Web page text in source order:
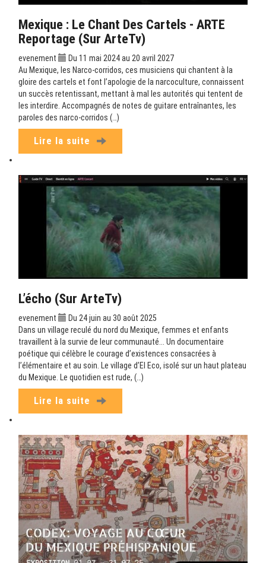
Mexique : Le Chant Des Cartels - ARTE
Reportage (sur ArteTv)
evenement
Du 11 mai 2024 au 20 avril 2027
Au Mexique, les Narco-corridos, ces musiciens qui chantent à la
gloire des cartels et font l’apologie de la narcoculture, connaissent
un succès retentissant, mettant à mal les autorités qui tentent de
les interdire. Accompagnés de notes de guitare entraînantes, les
paroles des narco-corridos (…)
Lire la suite
L’écho (sur ArteTv)
evenement
Du 24 juin au 30 août 2025
Dans un village reculé du nord du Mexique, femmes et enfants
travaillent à la survie de leur communauté... Un documentaire
poétique qui célèbre le courage d’existences consacrées à
l’élémentaire et au soin. Le village d’El Eco, isolé sur un haut plateau
du Mexique. Le quotidien est rude, (…)
Lire la suite